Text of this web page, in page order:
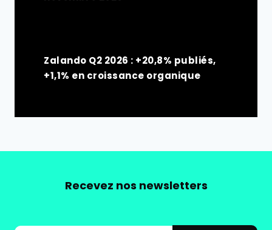
Zalando Q2 2026 : +20,8% publiés,
+1,1% en croissance organique
Recevez nos newsletters